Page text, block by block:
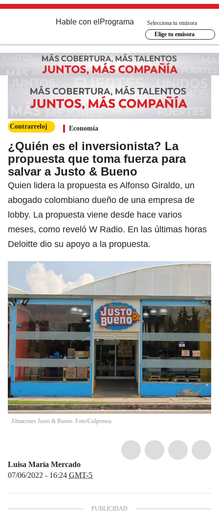
Hable con el Programa
Selecciona tu emisora
Elige tu emisora
Contrarreloj Economía
¿Quién es el inversionista? La
propuesta que toma fuerza para
salvar a Justo & Bueno
Quien lidera la propuesta es Alfonso Giraldo, un
abogado colombiano dueño de una empresa de
lobby. La propuesta viene desde hace varios
meses, como reveló W Radio. En las últimas horas
Deloitte dio su apoyo a la propuesta.
Almacenes Justo & Bueno. Foto/Colprensa.
Luisa María Mercado
07/06/2022 - 16:24 GMT-5